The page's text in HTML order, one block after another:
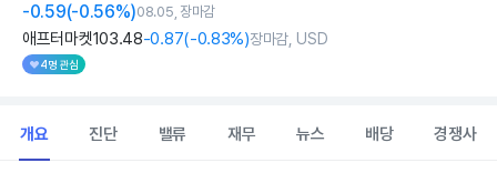
-0.59(-0.56%)08.05, 장마감
애프터마켓103.48-0.87(-0.83%)장마감, USD
4명 관심
개요 진단 밸류 재무 뉴스 배당 경쟁사